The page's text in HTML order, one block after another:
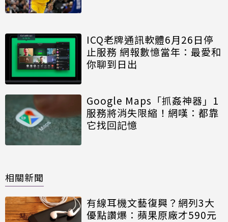
ICQ老牌通訊軟體6月26日停
止服務 網報數憶當年：最愛和
你聊到日出
Google Maps「抓姦神器」1
服務將消失限縮！網嘆：都靠
它找回記憶
相關新聞
有線耳機文藝復興？網列3大
優點讚爆：蘋果原廠才590元